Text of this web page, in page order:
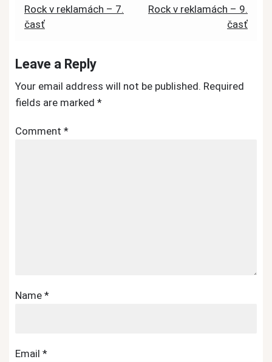
Post
navigation
Rock v reklamách – 7.
časť
Rock v reklamách – 9.
časť
Leave a Reply
Your email address will not be published. Required
fields are marked *
Comment *
Name *
Email *